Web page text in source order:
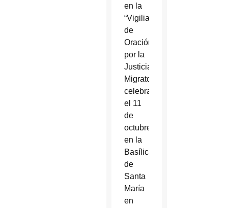
en la
“Vigilia
de
Oración
por la
Justicia
Migratoria”
celebrada
el 11
de
octubre
en la
Basílica
de
Santa
María
en